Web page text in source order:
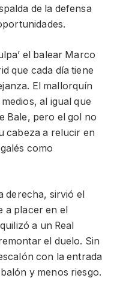
de la defensa
el balear Marco
que cada día tiene
El mallorquín
al igual que
Bale, pero el gol no
cabeza a relucir en
como
derecha, sirvió el
a placer en el
a un Real
el duelo. Sin
con la entrada
y menos riesgo.